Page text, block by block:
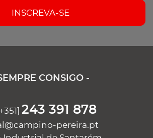
INSCREVA-SE
CONSIGO -
243 391 878
pereira.pt